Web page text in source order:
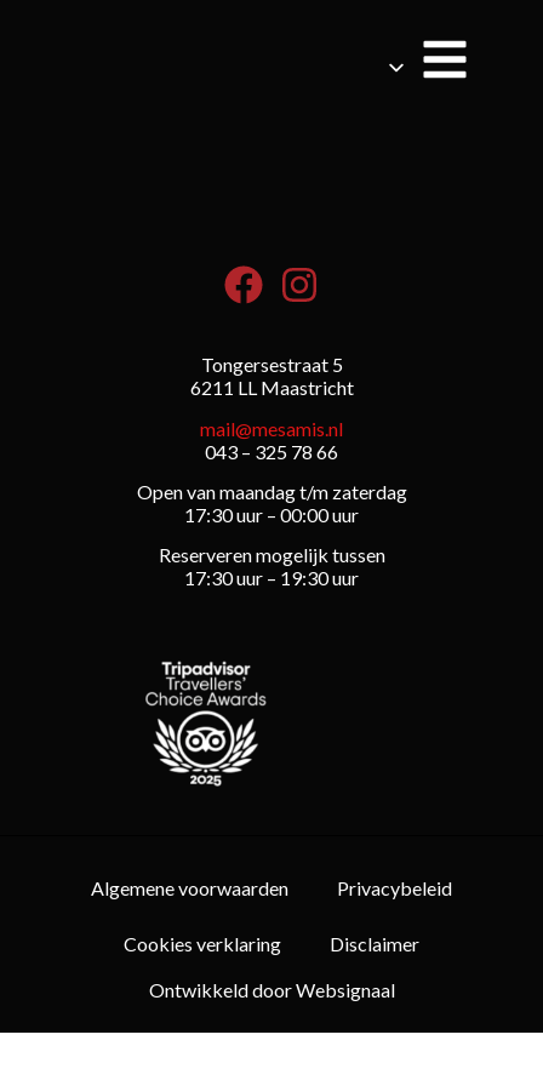
Tongersestraat 5
6211 LL Maastricht
mail@mesamis.nl
043 – 325 78 66
Open van maandag t/m zaterdag
17:30 uur – 00:00 uur
Reserveren mogelijk tussen
17:30 uur – 19:30 uur
Algemene voorwaarden Privacybeleid
Cookies verklaring
Disclaimer
Ontwikkeld door Websignaal